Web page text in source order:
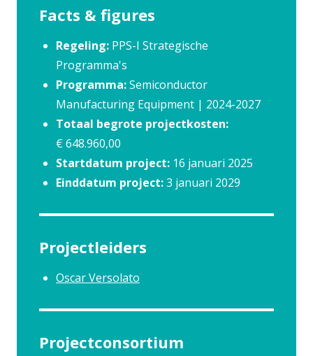
Facts & figures
Regeling: PPS-I Strategische
Programma's
Programma:Semiconductor
Manufacturing Equipment | 2024-2027
Totaal begrote projectkosten:
€ 648.960,00
Startdatum project: 16 januari 2025
Einddatum project:3 januari 2029
Projectleiders
Oscar Versolato
Projectconsortium